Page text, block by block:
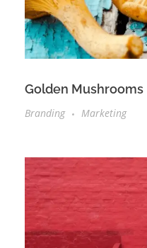
Golden Mushrooms
Branding
Marketing